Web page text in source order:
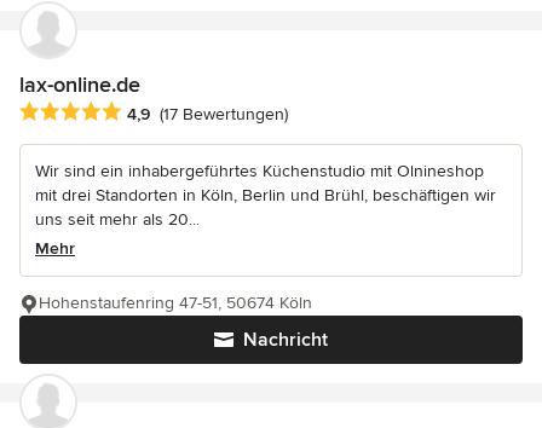
lax-online.de
Durchschnittliche Bewertung: 4.9 von 5 Sternen
4,9 (17 Bewertungen)
Wir sind ein inhabergeführtes Küchenstudio mit Olnineshop
mit drei Standorten in Köln, Berlin und Brühl, beschäftigen wir
uns seit mehr als 20...
Mehr
Nachricht
Hohenstaufenring 47-51, 50674 Köln